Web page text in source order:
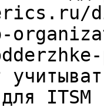
ITSM